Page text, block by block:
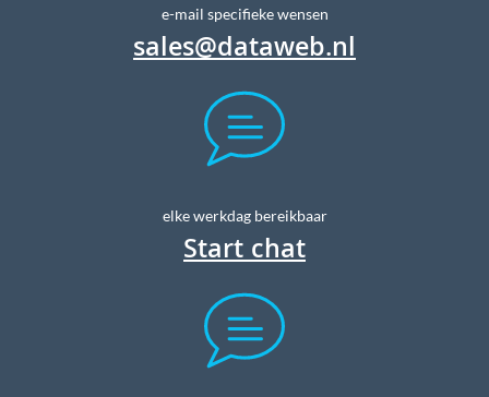
e-mail specifieke wensen
sales@dataweb.nl
elke werkdag bereikbaar
Start chat